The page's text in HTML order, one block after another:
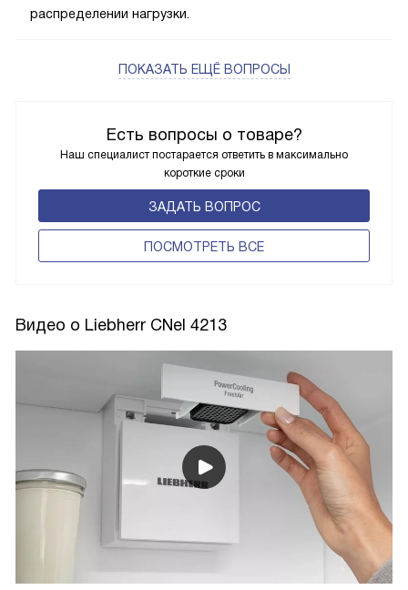
Есть вопросы о товаре?
Наш специалист постарается ответить в максимально
короткие сроки
ЗАДАТЬ ВОПРОС
ПОCМОТРЕТЬ ВСЕ
распределении нагрузки.
ПОКАЗАТЬ ЕЩЁ ВОПРОСЫ
Видео о Liebherr CNel 4213